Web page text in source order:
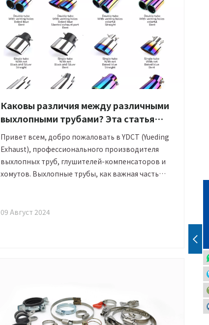
Каковы различия между различными
выхлопными трубами? Эта статья
расскажет вам все!
Привет всем, добро пожаловать в YDCT (Yueding
Exhaust), профессионального производителя
выхлопных труб, глушителей-компенсаторов и
хомутов. Выхлопные трубы, как важная часть
производим. Они влияют не только на внешний
09 Август 2024